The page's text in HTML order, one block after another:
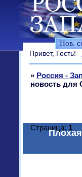
Нов.
Привет, Гость!
» Россия -
новость для
Страница: 1